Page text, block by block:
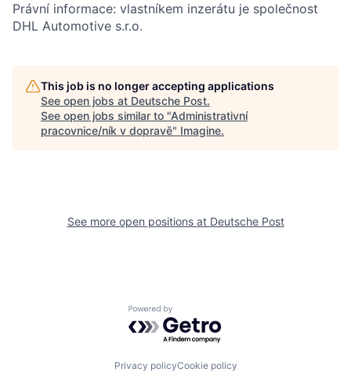
Právní informace: vlastníkem inzerátu je společnost
DHL Automotive s.r.o.
This job is no longer accepting applications
See open jobs at Deutsche Post.
See open jobs similar to "Administrativní
pracovnice/ník v dopravě" Imagine.
See more open positions at Deutsche Post
Powered by Getro.com
Privacy policyCookie policy